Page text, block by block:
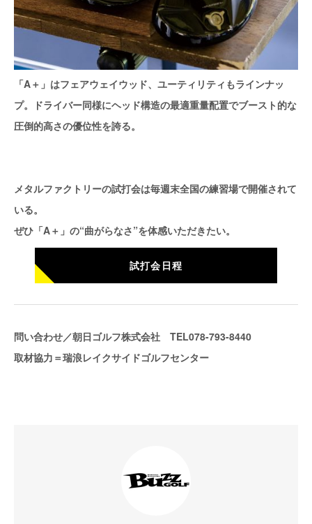
「A＋」はフェアウェイウッド、ユーティリティもラインナッ
プ。ドライバー同様にヘッド構造の最適重量配置でブースト的な
圧倒的高さの優位性を誇る。
メタルファクトリーの試打会は毎週末全国の練習場で開催されて
いる。
ぜひ「A＋」の“曲がらなさ”を体感いただきたい。
試打会日程
問い合わせ／朝日ゴルフ株式会社 TEL078-793-8440
取材協力＝瑞浪レイクサイドゴルフセンター